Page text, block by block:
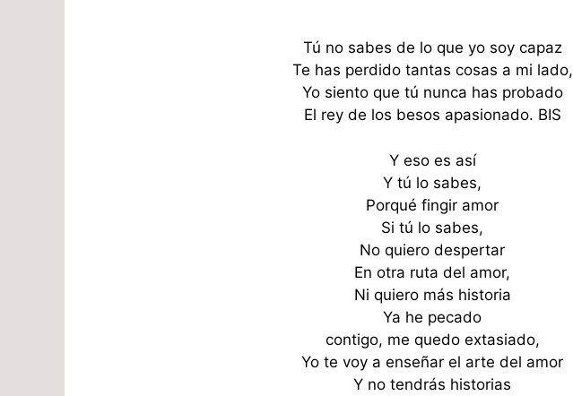
Tú no sabes de lo que yo soy capaz
Te has perdido tantas cosas a mi lado,
Yo siento que tú nunca has probado
El rey de los besos apasionado. BIS
Y eso es así
Y tú lo sabes,
Porqué fingir amor
Si tú lo sabes,
No quiero despertar
En otra ruta del amor,
Ni quiero más historia
Ya he pecado
contigo, me quedo extasiado,
Yo te voy a enseñar el arte del amor
Y no tendrás historias